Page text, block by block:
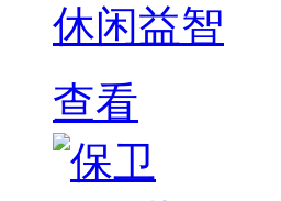
休闲益智
查看